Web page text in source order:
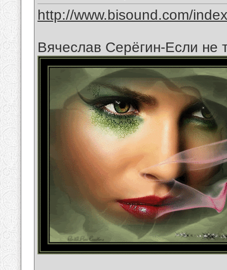
http://www.bisound.com/
Вячеслав Серёгин-Если не